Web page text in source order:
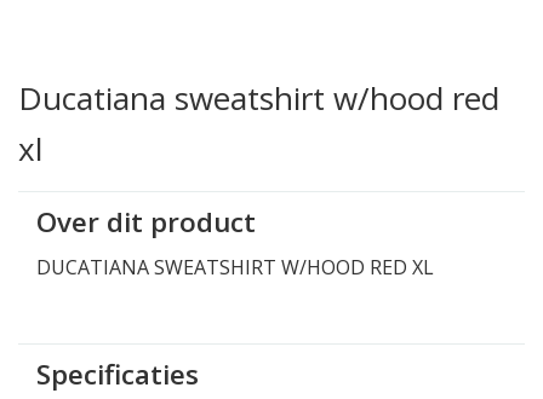
Ducatiana sweatshirt w/hood red
xl
Over dit product
DUCATIANA SWEATSHIRT W/HOOD RED XL
Specificaties